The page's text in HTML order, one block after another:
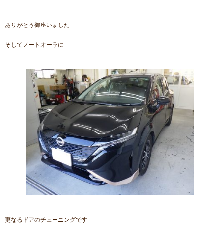
ありがとう御座いました
そしてノートオーラに
更なるドアのチューニングです